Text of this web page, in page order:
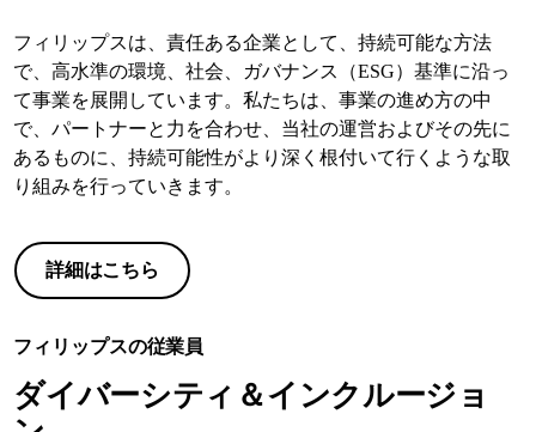
フィリップスは、責任ある企業として、持続可能な方法
で、高水準の環境、社会、ガバナンス（ESG）基準に沿っ
て事業を展開しています。私たちは、事業の進め方の中
で、パートナーと力を合わせ、当社の運営およびその先に
あるものに、持続可能性がより深く根付いて行くような取
り組みを行っていきます。
詳細はこちら
フィリップスの従業員
ダイバーシティ＆インクルージョ